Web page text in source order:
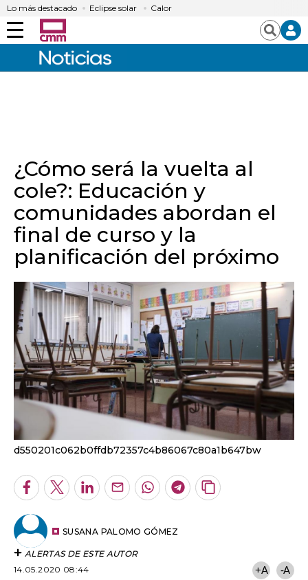
Lo más destacado Eclipse solar Calor
Menú Buscar
¿Cómo será la vuelta al
cole?: Educación y
comunidades abordan el
final de curso y la
planificación del próximo
d550201c062b0ffdb72357c4b86067c80a1b647bw
Facebook
TwitterLinkedInEnviarWhatsapp
Telegram
Copiar
SUSANA PALOMO GÓMEZ
ALERTAS DE ESTE AUTOR
14.05.2020 08:44
+A -A